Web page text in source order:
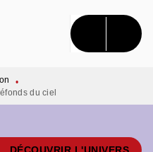
CONTENU
•
du ciel